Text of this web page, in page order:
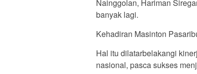
Nainggolan, Hariman
banyak lagi.
Kehadiran Masinton
Hal itu dilatarbelakangi
nasional, pasca sukses